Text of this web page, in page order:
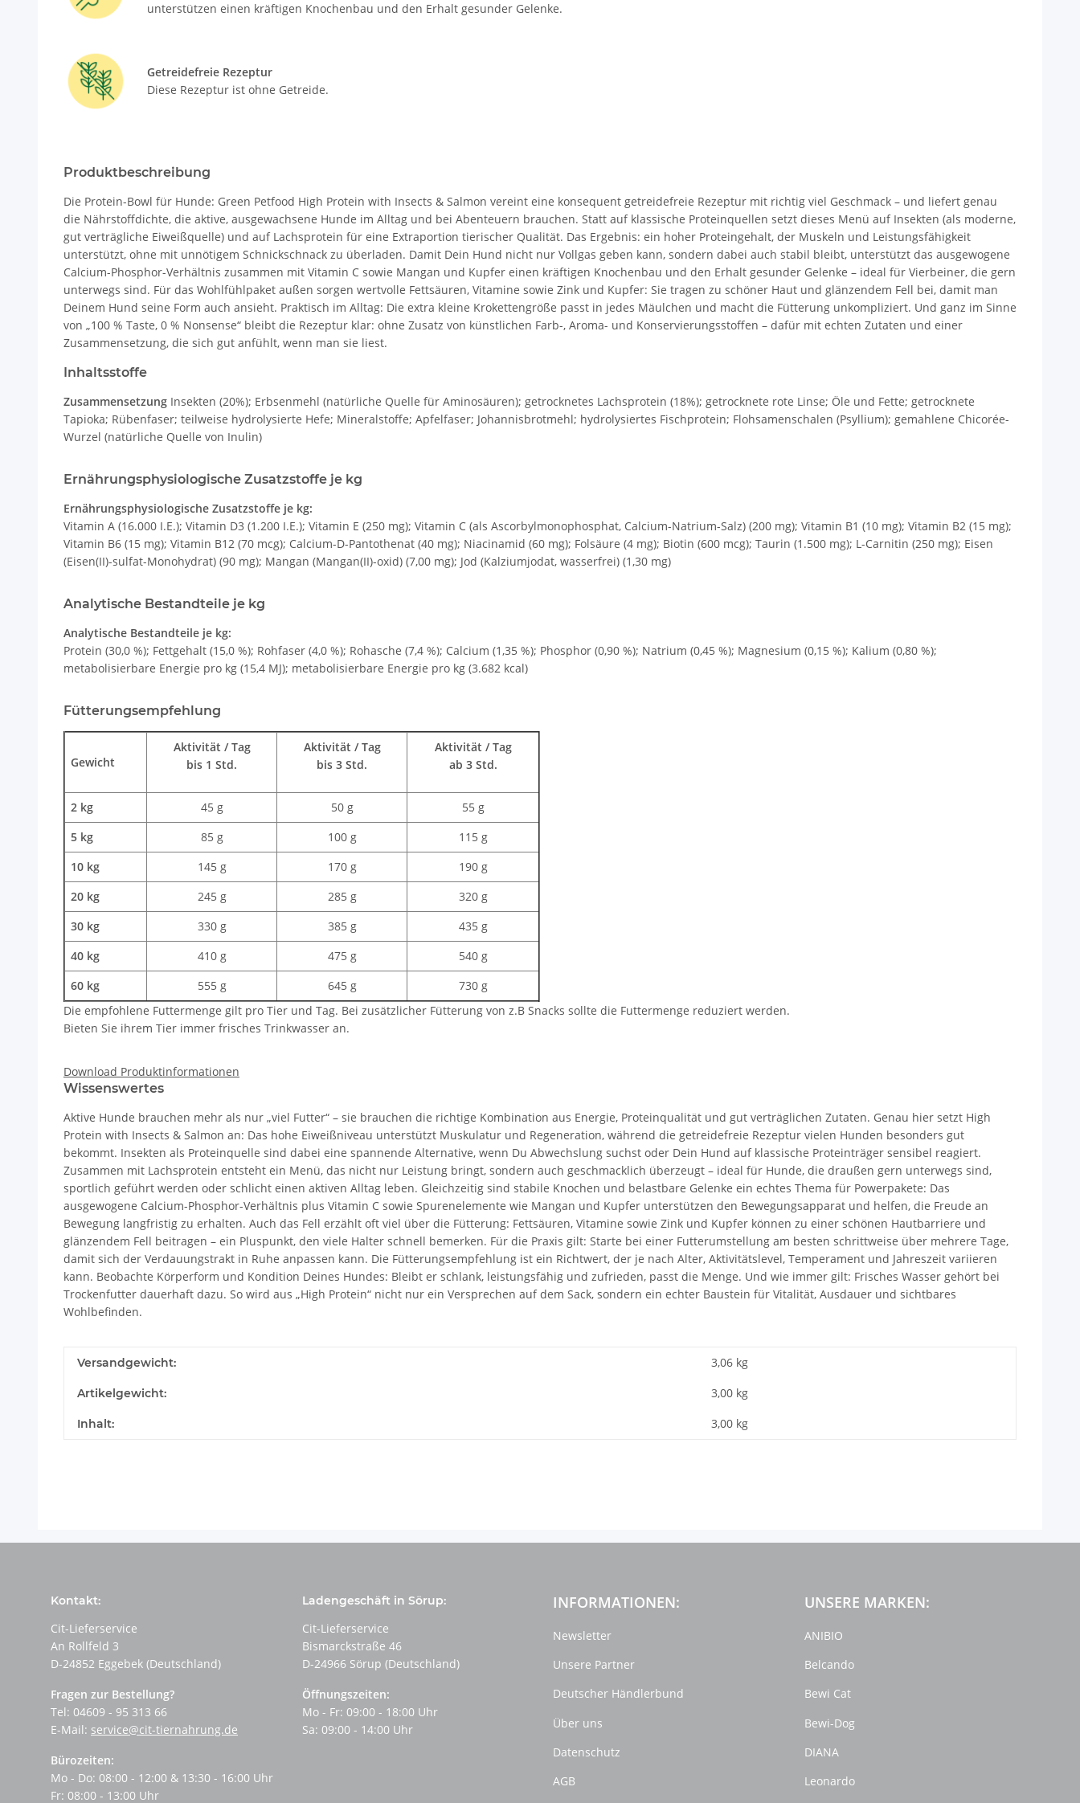
unterstützen einen kräftigen Knochenbau und den Erhalt gesunder Gelenke.
Getreidefreie Rezeptur
Diese Rezeptur ist ohne Getreide.
Produktbeschreibung
Die Protein-Bowl für Hunde: Green Petfood High Protein with Insects & Salmon vereint eine konsequent getreidefreie Rezeptur mit richtig viel Geschmack – und liefert genau
die Nährstoffdichte, die aktive, ausgewachsene Hunde im Alltag und bei Abenteuern brauchen. Statt auf klassische Proteinquellen setzt dieses Menü auf Insekten (als moderne,
gut verträgliche Eiweißquelle) und auf Lachsprotein für eine Extraportion tierischer Qualität. Das Ergebnis: ein hoher Proteingehalt, der Muskeln und Leistungsfähigkeit
unterstützt, ohne mit unnötigem Schnickschnack zu überladen. Damit Dein Hund nicht nur Vollgas geben kann, sondern dabei auch stabil bleibt, unterstützt das ausgewogene
Calcium-Phosphor-Verhältnis zusammen mit Vitamin C sowie Mangan und Kupfer einen kräftigen Knochenbau und den Erhalt gesunder Gelenke – ideal für Vierbeiner, die gern
unterwegs sind. Für das Wohlfühlpaket außen sorgen wertvolle Fettsäuren, Vitamine sowie Zink und Kupfer: Sie tragen zu schöner Haut und glänzendem Fell bei, damit man
Deinem Hund seine Form auch ansieht. Praktisch im Alltag: Die extra kleine Krokettengröße passt in jedes Mäulchen und macht die Fütterung unkompliziert. Und ganz im Sinne
von „100 % Taste, 0 % Nonsense“ bleibt die Rezeptur klar: ohne Zusatz von künstlichen Farb-, Aroma- und Konservierungsstoffen – dafür mit echten Zutaten und einer
Zusammensetzung, die sich gut anfühlt, wenn man sie liest.
Inhaltsstoffe
Zusammensetzung Insekten (20%); Erbsenmehl (natürliche Quelle für Aminosäuren); getrocknetes Lachsprotein (18%); getrocknete rote Linse; Öle und Fette; getrocknete
Tapioka; Rübenfaser; teilweise hydrolysierte Hefe; Mineralstoffe; Apfelfaser; Johannisbrotmehl; hydrolysiertes Fischprotein; Flohsamenschalen (Psyllium); gemahlene Chicorée-
Wurzel (natürliche Quelle von Inulin)
Ernährungsphysiologische Zusatzstoffe je kg
Ernährungsphysiologische Zusatzstoffe je kg:
Vitamin A (16.000 I.E.); Vitamin D3 (1.200 I.E.); Vitamin E (250 mg); Vitamin C (als Ascorbylmonophosphat, Calcium-Natrium-Salz) (200 mg); Vitamin B1 (10 mg); Vitamin B2 (15 mg);
Vitamin B6 (15 mg); Vitamin B12 (70 mcg); Calcium-D-Pantothenat (40 mg); Niacinamid (60 mg); Folsäure (4 mg); Biotin (600 mcg); Taurin (1.500 mg); L-Carnitin (250 mg); Eisen
(Eisen(II)-sulfat-Monohydrat) (90 mg); Mangan (Mangan(II)-oxid) (7,00 mg); Jod (Kalziumjodat, wasserfrei) (1,30 mg)
Analytische Bestandteile je kg
Analytische Bestandteile je kg:
Protein (30,0 %); Fettgehalt (15,0 %); Rohfaser (4,0 %); Rohasche (7,4 %); Calcium (1,35 %); Phosphor (0,90 %); Natrium (0,45 %); Magnesium (0,15 %); Kalium (0,80 %);
metabolisierbare Energie pro kg (15,4 MJ); metabolisierbare Energie pro kg (3.682 kcal)
Fütterungsempfehlung
Gewicht
Aktivität / Tag
bis 1 Std.
Aktivität / Tag
bis 3 Std.
Aktivität / Tag
ab 3 Std.
2 kg 45 g 50 g
55 g
5 kg
85 g 100 g
115 g
10 kg
145 g 170 g
190 g
20 kg
245 g 285 g
320 g
30 kg
330 g 385 g
435 g
40 kg
410 g 475 g
540 g
60 kg
555 g 645 g
730 g
Die empfohlene Futtermenge gilt pro Tier und Tag. Bei zusätzlicher Fütterung von z.B Snacks sollte die Futtermenge reduziert werden.
Bieten Sie ihrem Tier immer frisches Trinkwasser an.
Download Produktinformationen
Wissenswertes
Aktive Hunde brauchen mehr als nur „viel Futter“ – sie brauchen die richtige Kombination aus Energie, Proteinqualität und gut verträglichen Zutaten. Genau hier setzt High
Protein with Insects & Salmon an: Das hohe Eiweißniveau unterstützt Muskulatur und Regeneration, während die getreidefreie Rezeptur vielen Hunden besonders gut
bekommt. Insekten als Proteinquelle sind dabei eine spannende Alternative, wenn Du Abwechslung suchst oder Dein Hund auf klassische Proteinträger sensibel reagiert.
Zusammen mit Lachsprotein entsteht ein Menü, das nicht nur Leistung bringt, sondern auch geschmacklich überzeugt – ideal für Hunde, die draußen gern unterwegs sind,
sportlich geführt werden oder schlicht einen aktiven Alltag leben. Gleichzeitig sind stabile Knochen und belastbare Gelenke ein echtes Thema für Powerpakete: Das
ausgewogene Calcium-Phosphor-Verhältnis plus Vitamin C sowie Spurenelemente wie Mangan und Kupfer unterstützen den Bewegungsapparat und helfen, die Freude an
Bewegung langfristig zu erhalten. Auch das Fell erzählt oft viel über die Fütterung: Fettsäuren, Vitamine sowie Zink und Kupfer können zu einer schönen Hautbarriere und
glänzendem Fell beitragen – ein Pluspunkt, den viele Halter schnell bemerken. Für die Praxis gilt: Starte bei einer Futterumstellung am besten schrittweise über mehrere Tage,
damit sich der Verdauungstrakt in Ruhe anpassen kann. Die Fütterungsempfehlung ist ein Richtwert, der je nach Alter, Aktivitätslevel, Temperament und Jahreszeit variieren
kann. Beobachte Körperform und Kondition Deines Hundes: Bleibt er schlank, leistungsfähig und zufrieden, passt die Menge. Und wie immer gilt: Frisches Wasser gehört bei
Trockenfutter dauerhaft dazu. So wird aus „High Protein“ nicht nur ein Versprechen auf dem Sack, sondern ein echter Baustein für Vitalität, Ausdauer und sichtbares
Wohlbefinden.
Versandgewicht: 3,06 kg
Artikelgewicht: 3,00 kg
Inhalt: 3,00 kg
Kontakt:
Cit-Lieferservice
An Rollfeld 3
D-24852 Eggebek (Deutschland)
Fragen zur Bestellung?
Tel: 04609 - 95 313 66
E-Mail: service@cit-tiernahrung.de
Bürozeiten:
Mo - Do: 08:00 - 12:00 & 13:30 - 16:00 Uhr
Fr: 08:00 - 13:00 Uhr
Ladengeschäft in Sörup:
Cit-Lieferservice
Bismarckstraße 46
D-24966 Sörup (Deutschland)
Öffnungszeiten:
Mo - Fr: 09:00 - 18:00 Uhr
Sa: 09:00 - 14:00 Uhr
INFORMATIONEN:
Newsletter
Unsere Partner
Deutscher Händlerbund
Über uns
Datenschutz
AGB
UNSERE MARKEN:
ANIBIO
Belcando
Bewi Cat
Bewi-Dog
DIANA
Leonardo